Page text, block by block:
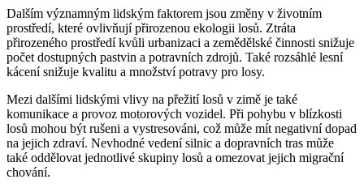
Dalším významným lidským faktorem jsou změny v životním
prostředí, které ovlivňují přirozenou ekologii losů. Ztráta
přirozeného prostředí kvůli urbanizaci a zemědělské činnosti snižuje
počet dostupných pastvin a potravních zdrojů. Také rozsáhlé lesní
kácení snižuje kvalitu a množství potravy pro losy.
Mezi dalšími lidskými vlivy na přežití losů v zimě je také
komunikace a provoz motorových vozidel. Při pohybu v blízkosti
losů mohou být rušeni a vystresováni, což může mít negativní dopad
na jejich zdraví. Nevhodné vedení silnic a dopravních tras může
také oddělovat jednotlivé skupiny losů a omezovat jejich migrační
chování.